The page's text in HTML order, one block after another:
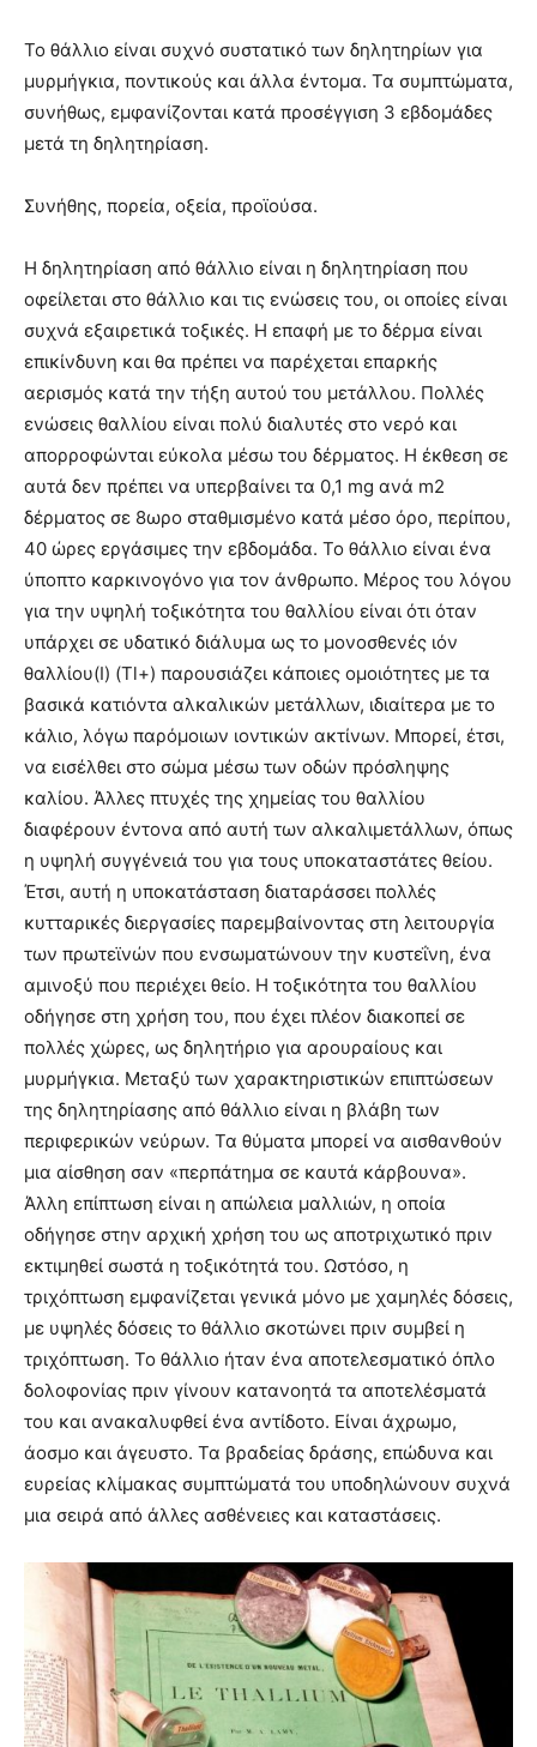
Το θάλλιο είναι συχνό συστατικό των δηλητηρίων για
μυρμήγκια, ποντικούς και άλλα έντομα. Τα συμπτώματα,
συνήθως, εμφανίζονται κατά προσέγγιση 3 εβδομάδες
μετά τη δηλητηρίαση.
Συνήθης, πορεία, οξεία, προϊούσα.
Η δηλητηρίαση από θάλλιο είναι η δηλητηρίαση που
οφείλεται στο θάλλιο και τις ενώσεις του, οι οποίες είναι
συχνά εξαιρετικά τοξικές. Η επαφή με το δέρμα είναι
επικίνδυνη και θα πρέπει να παρέχεται επαρκής
αερισμός κατά την τήξη αυτού του μετάλλου. Πολλές
ενώσεις θαλλίου είναι πολύ διαλυτές στο νερό και
απορροφώνται εύκολα μέσω του δέρματος. Η έκθεση σε
αυτά δεν πρέπει να υπερβαίνει τα 0,1 mg ανά m2
δέρματος σε 8ωρο σταθμισμένο κατά μέσο όρο, περίπου,
40 ώρες εργάσιμες την εβδομάδα. Το θάλλιο είναι ένα
ύποπτο καρκινογόνο για τον άνθρωπο. Μέρος του λόγου
για την υψηλή τοξικότητα του θαλλίου είναι ότι όταν
υπάρχει σε υδατικό διάλυμα ως το μονοσθενές ιόν
θαλλίου(Ι) (Tl+) παρουσιάζει κάποιες ομοιότητες με τα
βασικά κατιόντα αλκαλικών μετάλλων, ιδιαίτερα με το
κάλιο, λόγω παρόμοιων ιοντικών ακτίνων. Μπορεί, έτσι,
να εισέλθει στο σώμα μέσω των οδών πρόσληψης
καλίου. Άλλες πτυχές της χημείας του θαλλίου
διαφέρουν έντονα από αυτή των αλκαλιμετάλλων, όπως
η υψηλή συγγένειά του για τους υποκαταστάτες θείου.
Έτσι, αυτή η υποκατάσταση διαταράσσει πολλές
κυτταρικές διεργασίες παρεμβαίνοντας στη λειτουργία
των πρωτεϊνών που ενσωματώνουν την κυστεΐνη, ένα
αμινοξύ που περιέχει θείο. Η τοξικότητα του θαλλίου
οδήγησε στη χρήση του, που έχει πλέον διακοπεί σε
πολλές χώρες, ως δηλητήριο για αρουραίους και
μυρμήγκια. Μεταξύ των χαρακτηριστικών επιπτώσεων
της δηλητηρίασης από θάλλιο είναι η βλάβη των
περιφερικών νεύρων. Τα θύματα μπορεί να αισθανθούν
μια αίσθηση σαν «περπάτημα σε καυτά κάρβουνα».
Άλλη επίπτωση είναι η απώλεια μαλλιών, η οποία
οδήγησε στην αρχική χρήση του ως αποτριχωτικό πριν
εκτιμηθεί σωστά η τοξικότητά του. Ωστόσο, η
τριχόπτωση εμφανίζεται γενικά μόνο με χαμηλές δόσεις,
με υψηλές δόσεις το θάλλιο σκοτώνει πριν συμβεί η
τριχόπτωση. Το θάλλιο ήταν ένα αποτελεσματικό όπλο
δολοφονίας πριν γίνουν κατανοητά τα αποτελέσματά
του και ανακαλυφθεί ένα αντίδοτο. Είναι άχρωμο,
άοσμο και άγευστο. Τα βραδείας δράσης, επώδυνα και
ευρείας κλίμακας συμπτώματά του υποδηλώνουν συχνά
μια σειρά από άλλες ασθένειες και καταστάσεις.